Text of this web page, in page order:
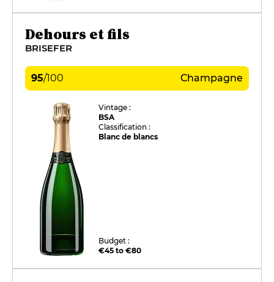
Dehours et fils
BRISEFER
95/100 Champagne
Vintage :
BSA
Classification :
Blanc de blancs
Budget :
€45 to €80